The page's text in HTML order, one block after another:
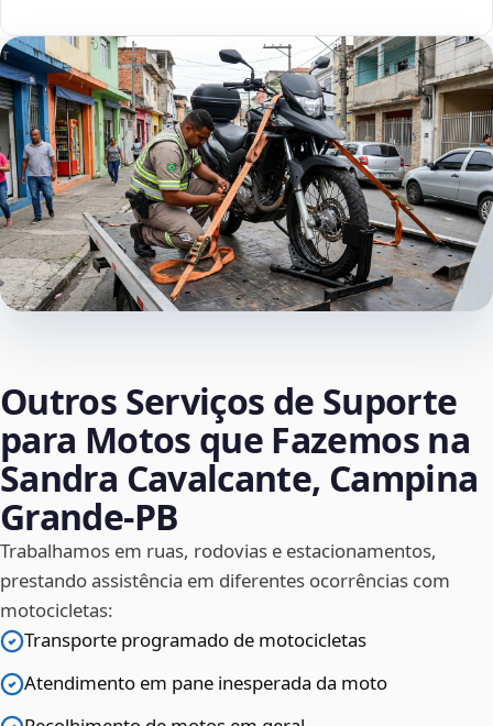
Outros Serviços de Suporte
para Motos que Fazemos na
Sandra Cavalcante, Campina
Grande‑PB
Trabalhamos em ruas, rodovias e estacionamentos,
prestando assistência em diferentes ocorrências com
motocicletas:
Transporte programado de motocicletas
Atendimento em pane inesperada da moto